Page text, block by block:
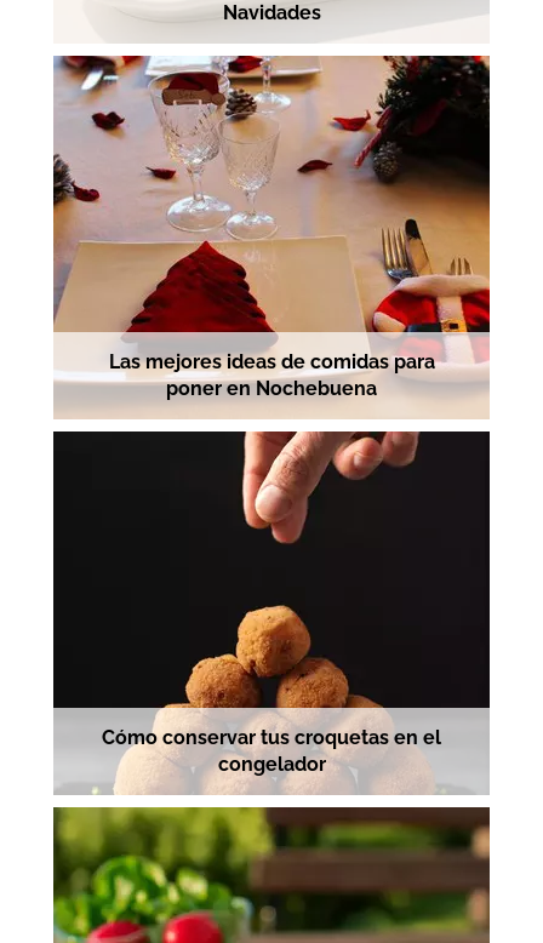
Navidades
Las mejores ideas de comidas para
poner en Nochebuena
Cómo conservar tus croquetas en el
congelador